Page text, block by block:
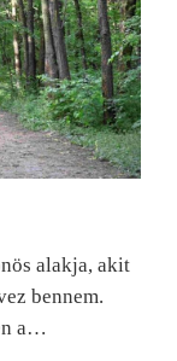
alakja, akit
bennem.
a…